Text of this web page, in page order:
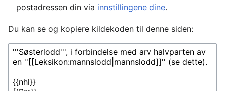
postadressen din via innstillingene dine.
Du kan se og kopiere kildekoden til denne siden: